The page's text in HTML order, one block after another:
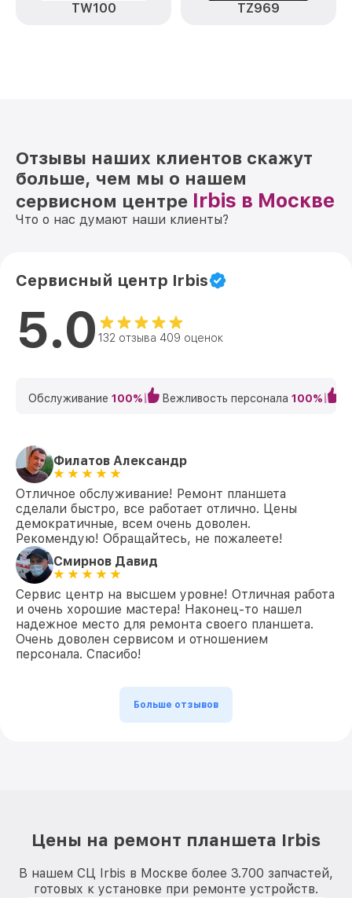
TW100 TZ969
Отзывы наших клиентов скажут
больше, чем мы о нашем
сервисном центре Irbis в Москве
Что о нас думают наши клиенты?
Сервисный центр Irbis
5.0 132 отзыва 409 оценок
Обслуживание 100% Вежливость персонала 100%
Филатов Александр
Отличное обслуживание! Ремонт планшета
сделали быстро, все работает отлично. Цены
демократичные, всем очень доволен.
Рекомендую! Обращайтесь, не пожалеете!
Смирнов Давид
Сервис центр на высшем уровне! Отличная работа
и очень хорошие мастера! Наконец-то нашел
надежное место для ремонта своего планшета.
Очень доволен сервисом и отношением
персонала. Спасибо!
Больше отзывов
Цены на ремонт планшета Irbis
В нашем СЦ Irbis в Москве более 3.700 запчастей,
готовых к установке при ремонте устройств.